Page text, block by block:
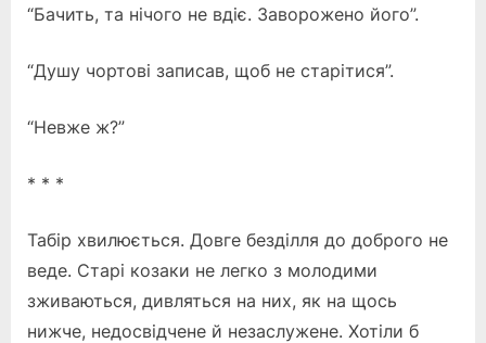
“Бачить, та нічого не вдіє. Заворожено його”.
“Душу чортові записав, щоб не старітися”.
“Невже ж?”
* * *
Табір хвилюється. Довге безділля до доброго не
веде. Старі козаки не легко з молодими
зживаються, дивляться на них, як на щось
нижче, недосвідчене й незаслужене. Хотіли б